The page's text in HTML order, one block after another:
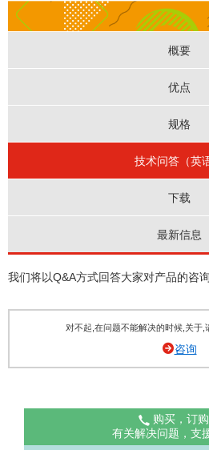
概要
优点
规格
技术问答（英
下载
最新信息
我们将以Q&A方式回答大家对产品的咨询
对不起,在问题不能解决的时候,关于,
咨询
购买，订购
有关解决问题，支